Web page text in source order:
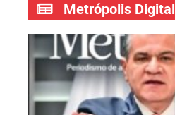
Metrópolis Digital